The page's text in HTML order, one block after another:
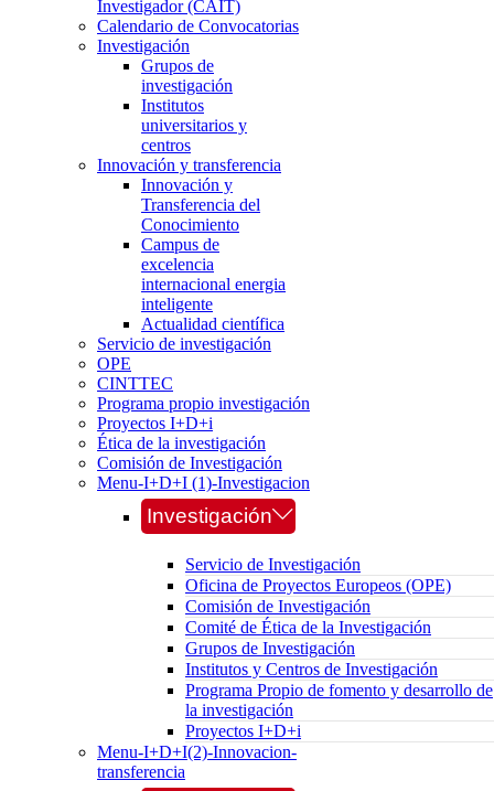
Investigador (CAIT)
Calendario de Convocatorias
Investigación
Grupos de
investigación
Institutos
universitarios y
centros
Innovación y transferencia
Innovación y
Transferencia del
Conocimiento
Campus de
excelencia
internacional energia
inteligente
Actualidad científica
Servicio de investigación
OPE
CINTTEC
Programa propio investigación
Proyectos I+D+i
Ética de la investigación
Comisión de Investigación
Menu-I+D+I (1)-Investigacion
Investigación
Servicio de Investigación
Oficina de Proyectos Europeos (OPE)
Comisión de Investigación
Comité de Ética de la Investigación
Grupos de Investigación
Institutos y Centros de Investigación
Programa Propio de fomento y desarrollo de
la investigación
Proyectos I+D+i
Menu-I+D+I(2)-Innovacion-
transferencia